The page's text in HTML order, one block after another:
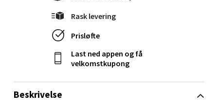
Beskrivelse
Rask levering
Prisløfte
Last ned appen og få
velkomstkupong
Ålesund - Thon Senter Moa
Langelandsvegen 25, 6010 Ålesund
Åpent i dag 10-20